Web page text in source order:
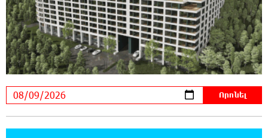
23:01:57 8-08-2026
Ողբերգական դեպք՝ Երևանում․ Կիևյան
կամրջի տակ հայտնաբերվել է տղամարդու
մարմին
22:43:21 8-08-2026
Ադրբեջանի Սարով գյուղում տանը 18-ամյա